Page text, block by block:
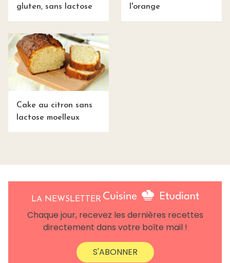
gluten, sans lactose
l'orange
Cake au citron sans
lactose moelleux
LA NEWSLETTER
Chaque jour, recevez les dernières recettes
directement dans votre boîte mail !
S'ABONNER